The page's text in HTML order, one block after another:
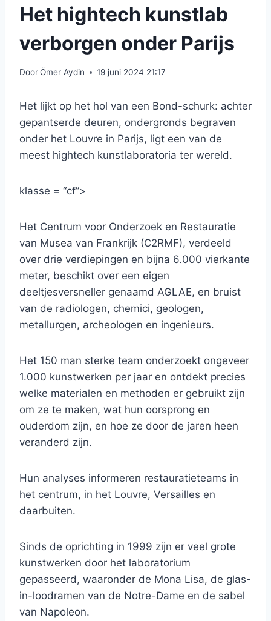
Het hightech kunstlab
verborgen onder Parijs
DoorÖmer Aydin 19 juni 2024 21:17
Het lijkt op het hol van een Bond-schurk: achter
gepantserde deuren, ondergronds begraven
onder het Louvre in Parijs, ligt een van de
meest hightech kunstlaboratoria ter wereld.
klasse = “cf”>
Het Centrum voor Onderzoek en Restauratie
van Musea van Frankrijk (C2RMF), verdeeld
over drie verdiepingen en bijna 6.000 vierkante
meter, beschikt over een eigen
deeltjesversneller genaamd AGLAE, en bruist
van de radiologen, chemici, geologen,
metallurgen, archeologen en ingenieurs.
Het 150 man sterke team onderzoekt ongeveer
1.000 kunstwerken per jaar en ontdekt precies
welke materialen en methoden er gebruikt zijn
om ze te maken, wat hun oorsprong en
ouderdom zijn, en hoe ze door de jaren heen
veranderd zijn.
Hun analyses informeren restauratieteams in
het centrum, in het Louvre, Versailles en
daarbuiten.
Sinds de oprichting in 1999 zijn er veel grote
kunstwerken door het laboratorium
gepasseerd, waaronder de Mona Lisa, de glas-
in-loodramen van de Notre-Dame en de sabel
van Napoleon.